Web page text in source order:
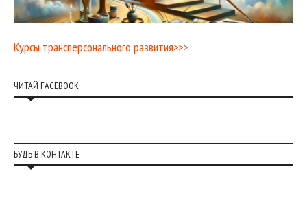
Курсы трансперсонального развития>>>
ЧИТАЙ FACEBOOK
БУДЬ В КОНТАКТЕ